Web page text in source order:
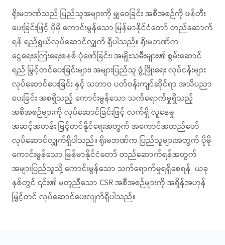
ရိုးမဘဏ်သည် ပြည်သူအများကို မျှဝေခြင်း အစီအစဉ်ကို ဖန်တီး
ပေးခြင်းဖြင့် ပိုမို ကောင်းမွန်သော မြန်မာနိုင်ငံတော် တည်ဆောက်
ရန် ရည်ရွယ်လုပ်ဆောင်လျှက် ရှိပါသည်။ ရိုးမဘဏ်က
ငွေရေးကြေးရေးစနစ် ပုံဖော်ခြင်း၊ အမျိုးသမီးများ၏ စွမ်းဆောင်
ရည် မြှင့်တင်ပေးခြင်းများ၊ အများပြည်သူ ဖွံ့ဖြိုးရေး လုပ်ငန်းများ
လုပ်ဆောင်ပေးခြင်း နှင့် သဘာဝ ပတ်ဝန်းကျင်ဆိုင်ရာ အသိပညာ
ပေးခြင်း အစရှိသည့် ကောင်းမွန်သော သက်ရောက်မှုရှိသည့်
အစီအစဉ်များကို လုပ်ဆောင်ခြင်းဖြင့် လက်ရှိ လူနေမှု
အဆင့်အတန်း မြှင့်တင်နိုင်ရေးအတွက် အကောင်အထည်ဖော်
လုပ်ဆောင်လျှက်ရှိပါသည်။ ရိုးမဘဏ်က ပြည်သူများအတွက် ပိုမို
ကောင်းမွန်သော မြန်မာနိုင်ငံတော် တည်ဆောက်ရန်အတွက်
အများပြည်သူသို့ ကောင်းမွန်သော သက်ရောက်မှုရရှိစေရန် ယခု
နှစ်တွင် ၎င်း၏ မတူညီသော CSR အစီအစဉ်များကို အရှိန်အဟုန်
မြှင့်တင် လုပ်ဆောင်ပေးလျက်ရှိပါသည်။